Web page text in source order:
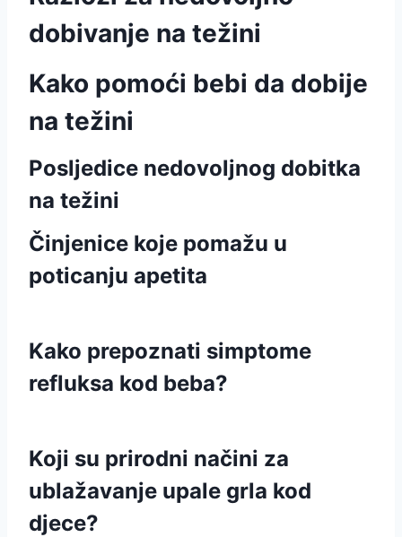
dobivanje na težini
Kako pomoći bebi da dobije
na težini
Posljedice nedovoljnog dobitka
na težini
Činjenice koje pomažu u
poticanju apetita
Kako prepoznati simptome
refluksa kod beba?
Koji su prirodni načini za
ublažavanje upale grla kod
djece?